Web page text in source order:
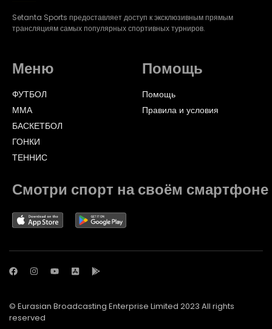
Setanta Sports предоставляет доступ к эксклюзивным прямым
трансляциям самых популярных спортивных турниров.
Меню
ФУТБОЛ
ММА
БАСКЕТБОЛ
ГОНКИ
ТЕННИС
Помощь
Помощь
Правила и условия
Смотри спорт на своём смартфоне
© Eurasian Broadcasting Enterprise Limited 2023 All rights
reserved